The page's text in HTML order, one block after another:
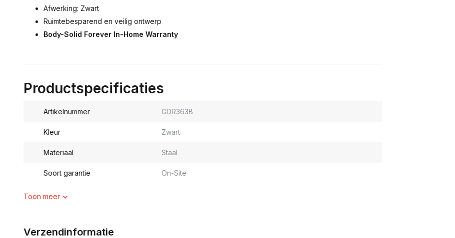
Afwerking: Zwart
Ruimtebesparend en veilig ontwerp
Body-Solid Forever In-Home Warranty
Productspecificaties
Artikelnummer GDR363B
Kleur Zwart
Materiaal Staal
Soort garantie On-Site
Toon meer
Verzendinformatie